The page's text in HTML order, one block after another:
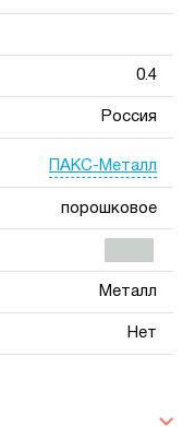
0.4
Россия
ПАКС-Металл
порошковое
Металл
Нет